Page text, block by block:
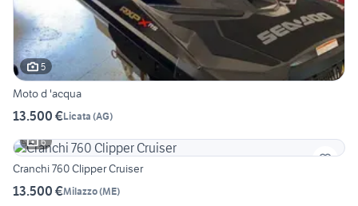
5
Moto d 'acqua
13.500 €Licata (AG)
6
Cranchi 760 Clipper Cruiser
13.500 €Milazzo(ME)